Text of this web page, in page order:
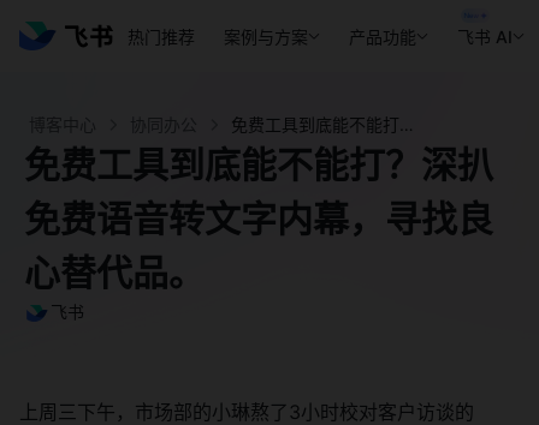
热门推荐 案例与方案 产品功能 飞书 AI
免费工具到底能不能打？深扒
免费语音转文字内幕，寻找良
心替代品。
飞书
上周三下午，市场部的小琳熬了3小时校对客户访谈的